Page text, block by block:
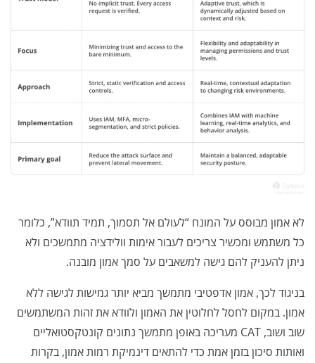
לא אמון מבוסס על המונח “לעולם אל תסמוך, תמיד תוודא”, כלומר
כל משתמש ומכשיר צריכים לעבור אימות וולידציה מתמשכים ולא
ניתן להעניק להם גישה למשאבים על סמך אמון מובנה.
בניגוד לכך, אמון אדפטיבי מתמשך מביא יותר גמישות לגישה ללא
אמון. במקום לחסל לחלוטין את האמון ולוודא את זהות המשתמשים
שוב ושוב, CAT מעריכה באופן מתמשך נתונים קונטקסטואליים
ואותות סיכון בזמן אמת כדי להתאים דינמיקת רמות אמון, בקרות